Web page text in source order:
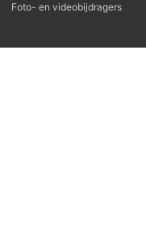
Foto- en videobijdragers